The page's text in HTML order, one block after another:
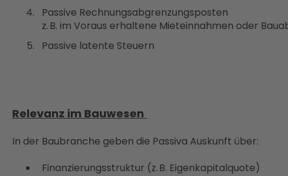
Passive Rechnungsabgrenzungsposten
z. B. im Voraus erhaltene Mieteinnahmen oder
Passive latente Steuern
Relevanz im Bauwesen
In der Baubranche geben die Passiva Auskunft über:
Finanzierungsstruktur (z. B. Eigenkapitalquote)